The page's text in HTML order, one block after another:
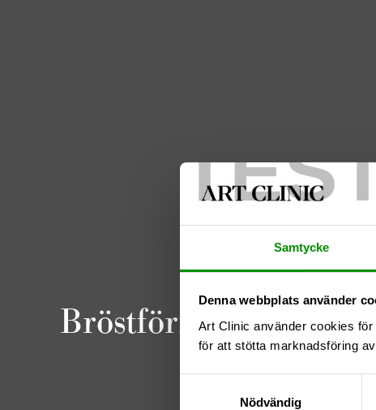
Samtycke
Denna webbplats använder
Art Clinic använder cookies
för att stötta marknadsföring
Nödvändig
Bröstförminskning 11